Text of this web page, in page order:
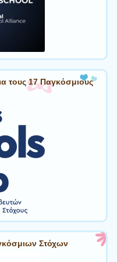
τους 17 Παγκόσμιους
Στόχων